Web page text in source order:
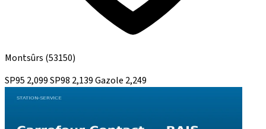
Montsûrs (53150)
SP95 2,099SP98 2,139Gazole 2,249